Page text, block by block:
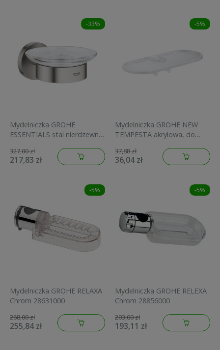
-33%
Mydelniczka GROHE
ESSENTIALS stal nierdzewna
327,00 zł
217,83 zł
-5%
Mydelniczka GROHE NEW
TEMPESTA akrylowa, do
27596000
37,88 zł
36,04 zł
-5%
Mydelniczka GROHE RELAXA
Chrom 28631000
268,00 zł
255,84 zł
-5%
Mydelniczka GROHE RELEXA
Chrom 28856000
203,00 zł
193,11 zł